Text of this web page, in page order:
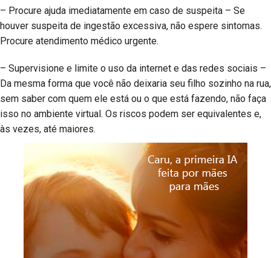
– Procure ajuda imediatamente em caso de suspeita – Se
houver suspeita de ingestão excessiva, não espere sintomas.
Procure atendimento médico urgente.
– Supervisione e limite o uso da internet e das redes sociais –
Da mesma forma que você não deixaria seu filho sozinho na rua,
sem saber com quem ele está ou o que está fazendo, não faça
isso no ambiente virtual. Os riscos podem ser equivalentes e,
às vezes, até maiores.